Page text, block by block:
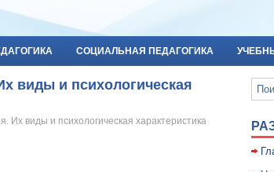
СОЦИАЛЬНАЯ ПЕДАГОГИКА
виды и психологическая
Их виды и психологическая характеристика